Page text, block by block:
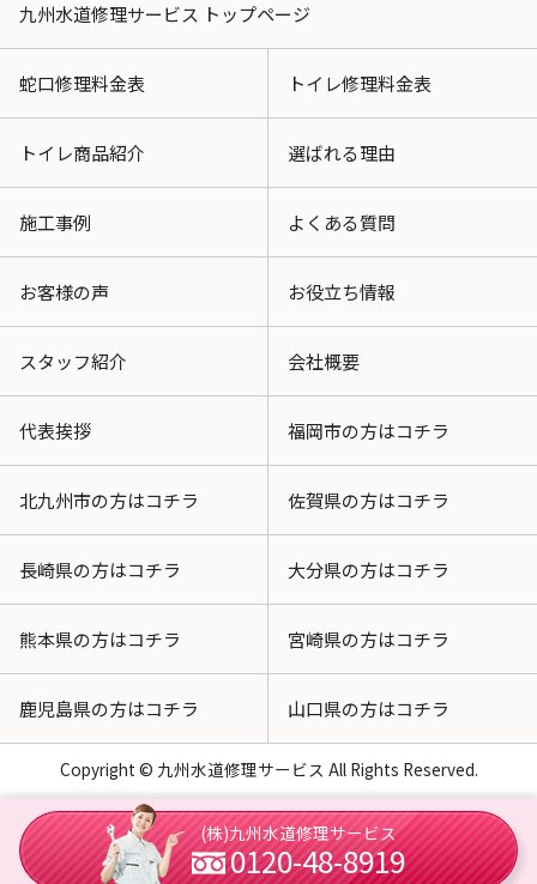
九州水道修理サービス トップページ
蛇口修理料金表 トイレ修理料金表
トイレ商品紹介 選ばれる理由
施工事例 よくある質問
お客様の声 お役立ち情報
スタッフ紹介 会社概要
代表挨拶 福岡市の方はコチラ
北九州市の方はコチラ 佐賀県の方はコチラ
長崎県の方はコチラ 大分県の方はコチラ
熊本県の方はコチラ 宮崎県の方はコチラ
鹿児島県の方はコチラ 山口県の方はコチラ
Copyright © 九州水道修理サービス All Rights Reserved.
(株)九州水道修理サービス
0120-48-8919